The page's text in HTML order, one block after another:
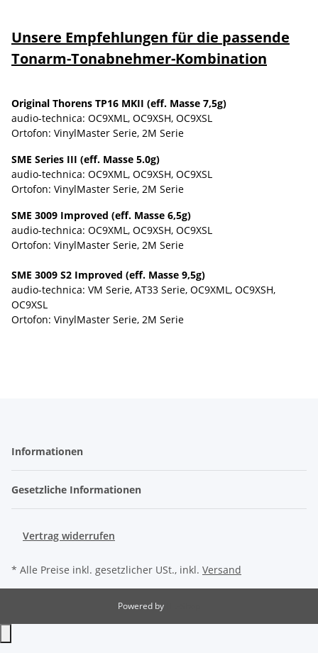
Unsere Empfehlungen für die passende
Tonarm-Tonabnehmer-Kombination
Original Thorens TP16 MKII (eff. Masse 7,5g)
audio-technica: OC9XML, OC9XSH, OC9XSL
Ortofon: VinylMaster Serie, 2M Serie
SME Series III (eff. Masse 5.0g)
audio-technica: OC9XML, OC9XSH, OC9XSL
Ortofon: VinylMaster Serie, 2M Serie
SME 3009 Improved (eff. Masse 6,5g)
audio-technica: OC9XML, OC9XSH, OC9XSL
Ortofon: VinylMaster Serie, 2M Serie
SME 3009 S2 Improved (eff. Masse 9,5g)
audio-technica: VM Serie, AT33 Serie, OC9XML, OC9XSH,
OC9XSL
Ortofon: VinylMaster Serie, 2M Serie
Informationen
Gesetzliche Informationen
Vertrag widerrufen
* Alle Preise inkl. gesetzlicher USt., inkl. Versand
Powered by